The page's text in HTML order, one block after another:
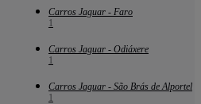
Carros Jaguar - Faro
1
Carros Jaguar - Odiáxere
1
Carros Jaguar - São Brás de Alportel
1